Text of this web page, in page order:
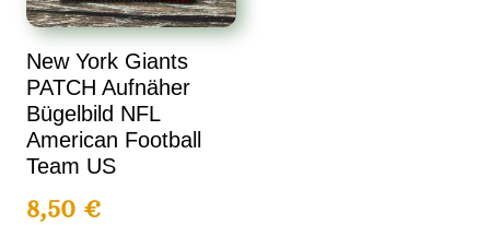
New York Giants
PATCH Aufnäher
Bügelbild NFL
American Football
Team US
8,50€